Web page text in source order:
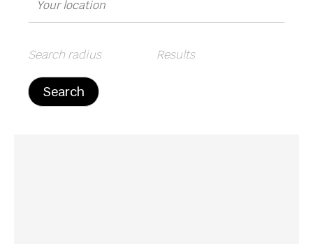
Search radius Results